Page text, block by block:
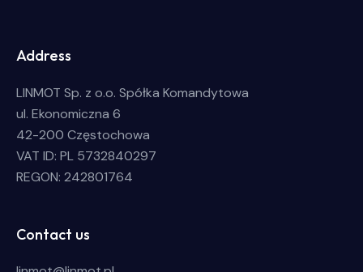
Address
LINMOT Sp. z o.o. Spółka Komandytowa
ul. Ekonomiczna 6
42-200 Częstochowa
VAT ID: PL 5732840297
REGON: 242801764
Contact us